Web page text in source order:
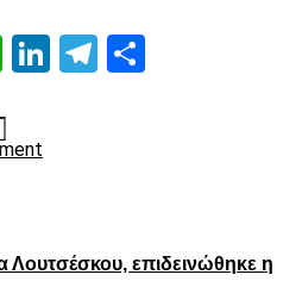
WhatsApp
LinkedIn
Telegram
Λουτσέσκου, επιδεινώθηκε η